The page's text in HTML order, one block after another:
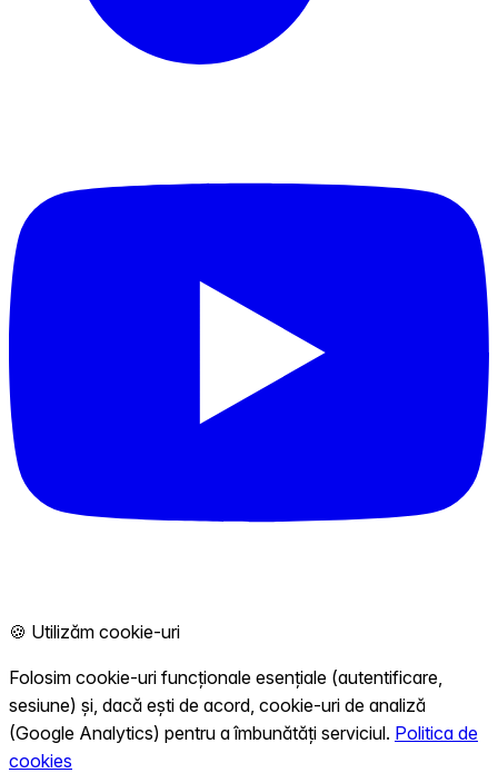
🍪 Utilizăm cookie-uri
Folosim cookie-uri funcționale esențiale (autentificare,
sesiune) și, dacă ești de acord, cookie-uri de analiză
(Google Analytics) pentru a îmbunătăți serviciul. Politica de
cookies